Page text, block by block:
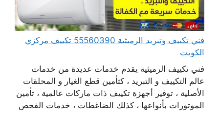
فني تكييف وتبريد الرميثية 55560390 تكييف مركزي
الكويت
فني تكييف الرميثية يقدم خدمات عديدة من خدمات
عالم التكييف و التبريد ، كتأمين قطع الغيار و المحلقات
الأصلية ، توفير أجهزة تكييف ذات ماركات عالمية ، تأمين
الموتورات بأنواعها ، كذلك الضاغطات ، خدمات الفحص